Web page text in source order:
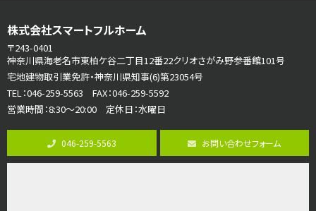
長後駅
バ11分 歩6分
全棟ＬＤＫは16帖の4ＬＤＫ！食器洗い乾燥機や浴…
第8位
3,680万円
4ＬＤＫ
さがみ野駅
株式会社スマートフルホーム
〒243-0401
神奈川県海老名市東柏ケ谷二丁目12番22クリオさがみ野参番館101号
宅地建物取引業免許・神奈川県知事(6)第23054号
TEL：046-259-5563 FAX：046-259-5592
営業時間：8:30～20:00 定休日：水曜日
046-259-5563 お問い合わせフォーム